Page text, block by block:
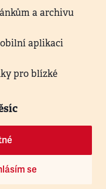
a archivu
aplikaci
pro blízké
se